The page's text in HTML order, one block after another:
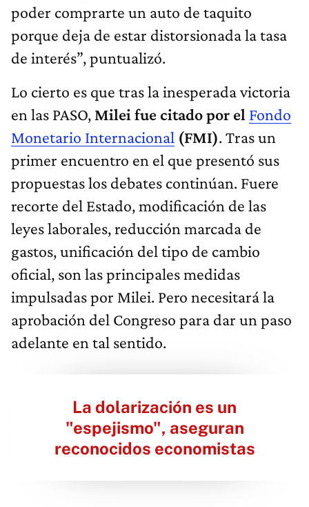
poder comprarte un auto de taquito
porque deja de estar distorsionada la tasa
de interés”, puntualizó.
Lo cierto es que tras la inesperada victoria
en las PASO, Milei fue citado por el Fondo
Monetario Internacional (FMI). Tras un
primer encuentro en el que presentó sus
propuestas los debates continúan. Fuere
recorte del Estado, modificación de las
leyes laborales, reducción marcada de
gastos, unificación del tipo de cambio
oficial, son las principales medidas
impulsadas por Milei. Pero necesitará la
aprobación del Congreso para dar un paso
adelante en tal sentido.
La dolarización es un
"espejismo", aseguran
reconocidos economistas